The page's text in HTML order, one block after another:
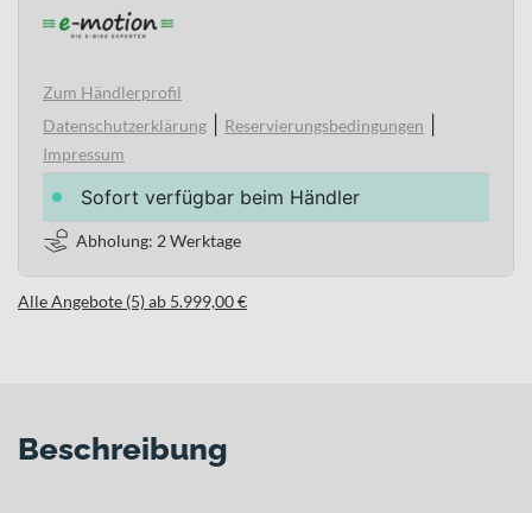
Zum Händlerprofil
Datenschutzerklärung
Reservierungsbedingungen
Impressum
Sofort verfügbar beim Händler
Abholung: 2 Werktage
Alle Angebote (5) ab 5.999,00 €
Beschreibung